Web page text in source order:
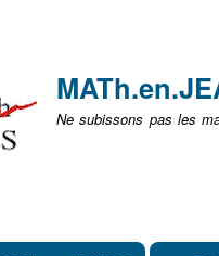
Ne subissons pas les